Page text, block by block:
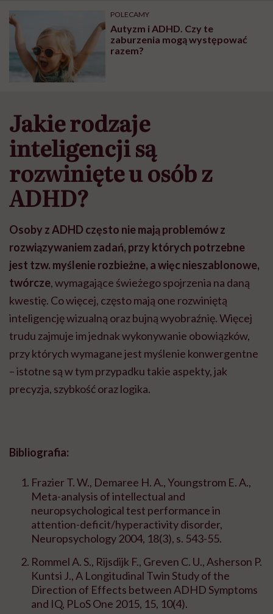
POLECAMY
Autyzm i ADHD. Czy te
zaburzenia mogą występować
razem?
Jakie rodzaje
inteligencji są
rozwinięte u osób z
ADHD?
Osoby z ADHD często nie mają problemów z
rozwiązywaniem zadań, przy których potrzebne
jest tzw. myślenie rozbieżne, a więc nieszablonowe,
twórcze, wymagające świeżego spojrzenia na daną
kwestię. Co więcej, często mają one rozwiniętą
inteligencję wizualną oraz bujną wyobraźnię. Więcej
trudu zajmuje im jednak wykonywanie obowiązków,
przy których wymagane jest myślenie konwergentne
– istotne są w tym przypadku takie aspekty, jak
precyzja, szybkość oraz logika.
Bibliografia:
Frazier T. W., Demaree H. A., Youngstrom E. A.,
Meta-analysis of intellectual and
neuropsychological test performance in
attention-deficit/hyperactivity disorder,
Neuropsychology 2004, 18(3), s. 543-55.
Rommel A. S., Rijsdijk F., Greven C. U., Asherson P.
Kuntsi J., A Longitudinal Twin Study of the
Direction of Effects between ADHD Symptoms
and IQ, PLoS One 2015, 15, 10(4).